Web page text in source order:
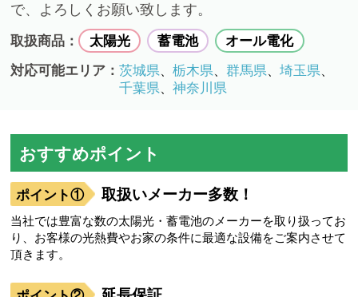
で、よろしくお願い致します。
取扱商品： 太陽光 蓄電池
オール電化
対応可能エリア：茨城県 、栃木県 、群馬県 、埼玉県
千葉県 、神奈川県
おすすめポイント
取扱いメーカー多数！
当社では豊富な数の太陽光・蓄電池のメーカーを取り扱ってお
り、お客様の光熱費やお家の条件に最適な設備をご案内させて
頂きます。